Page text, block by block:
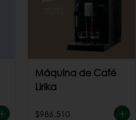
Máquina de Café
Lirika
$986.510